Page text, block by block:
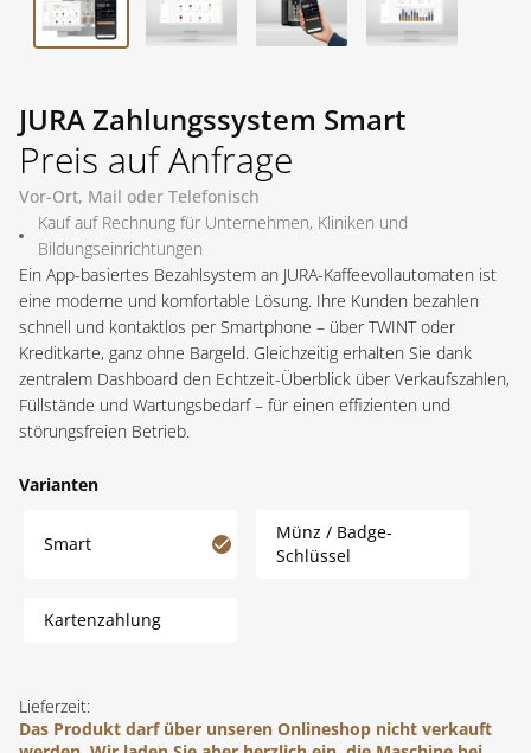
JURA Zahlungssystem Smart
Preis auf Anfrage
Vor-Ort, Mail oder Telefonisch
Kauf auf Rechnung für Unternehmen, Kliniken und
Bildungseinrichtungen
Ein App-basiertes Bezahlsystem an JURA-Kaffeevollautomaten ist
eine moderne und komfortable Lösung. Ihre Kunden bezahlen
schnell und kontaktlos per Smartphone – über TWINT oder
Kreditkarte, ganz ohne Bargeld. Gleichzeitig erhalten Sie dank
zentralem Dashboard den Echtzeit-Überblick über Verkaufszahlen,
Füllstände und Wartungsbedarf – für einen effizienten und
störungsfreien Betrieb.
Varianten
Smart
Münz / Badge-
Schlüssel
Kartenzahlung
Lieferzeit:
Das Produkt darf über unseren Onlineshop nicht verkauft